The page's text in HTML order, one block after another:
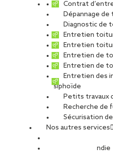
Contrat
Dépannage
Diagnostic de
Entretien
Entretien
Entretien de
Entretien de
Entretien des
siphoïde
Petits travaux
Recherche de
Sécurisation
Nos autres services
Sécurité Incendie